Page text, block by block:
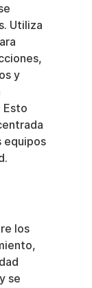
Utiliza
y
Esto
equipos
los
se